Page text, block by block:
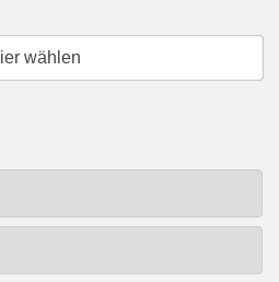
wählen